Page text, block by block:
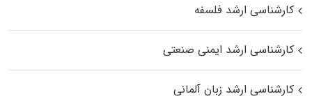
کارشناسی ارشد فلسفه
کارشناسی ارشد ایمنی صنعتی
کارشناسی ارشد زبان آلمانی